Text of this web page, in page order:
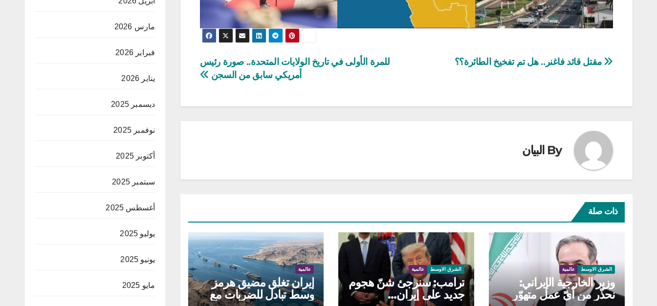
تصفّح
للمرة الأولى في تاريخ الولايات المتحدة.. صورة رئيس
أمريكي سابق من السجن
مقتل قائد فاغنر.. هل تم تفخيخ الطائرة؟؟
By البيان
ذات صلة
الشرق الاوسط عالمية
وزير الخارجية الإيراني:
نحذّر من أيّ عمل متهوّر
الشرق الاوسط عالمية
ترامب: سنرجئ شنّ هجوم
جديد على إيران…
عالمية
إيران تغلق مضيق هرمز
وسط تبادل للضربات مع
مارس 2026
فبراير 2026
يناير 2026
ديسمبر 2025
نوفمبر 2025
أكتوبر 2025
سبتمبر 2025
أغسطس 2025
يوليو 2025
يونيو 2025
مايو 2025